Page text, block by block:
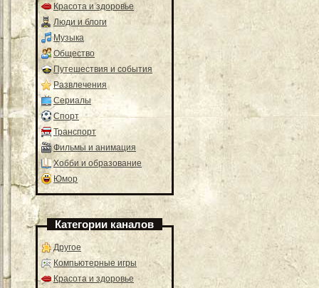
Красота и здоровье
Люди и блоги
Музыка
Общество
Путешествия и события
Развлечения
Сериалы
Спорт
Транспорт
Фильмы и анимация
Хобби и образование
Юмор
Категории каналов
Другое
Компьютерные игры
Красота и здоровье